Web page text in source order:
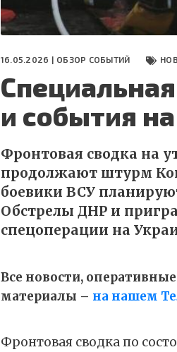
16.05.2026 | ОБЗОР СОБЫТИЙ
и события
Фронтовая сводка на
продолжают штурм
боевики ВСУ
Обстрелы ДНР и
спецоперации на
Все новости,
материалы – на нашем
Фронтовая сводка по